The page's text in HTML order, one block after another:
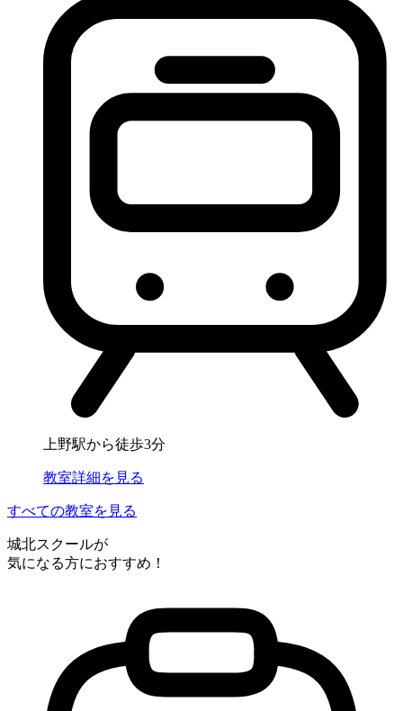
上野駅から徒歩3分
教室詳細を見る
すべての教室を見る
城北スクールが
気になる方におすすめ！